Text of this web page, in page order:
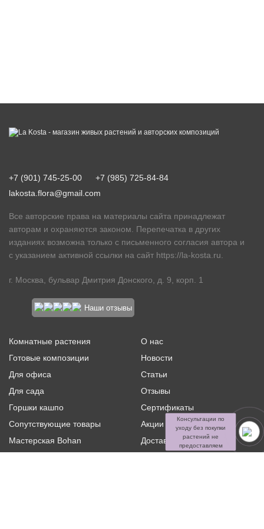
+7 (901) 745-25-00
+7 (985) 725-84-84
lakosta.flora@gmail.com
Все авторские права на материалы сайта принадлежат
авторам и охраняются законом. Перепечатка в других
изданиях возможна только с письменного согласия автора и
с указанием активной ссылки на сайт https://la-kosta.ru
г. Москва, бульвар Дмитрия Донского, д. 9, корп. 1
Наши отзывы
Комнатные растения
Готовые композиции
Для офиса
Для сада
Горшки кашпо
Сопутствующие товары
Мастерская Bohan
О нас
Новости
Статьи
Отзывы
Сертификаты
Акции и скидки
Доставка и оплата
Консультации по
уходу без покупки
растений не
предоставляем